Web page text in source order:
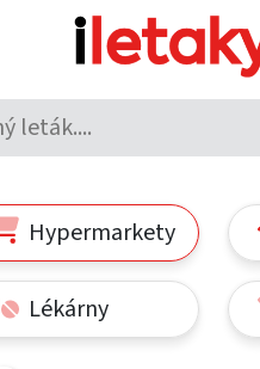
Hypermarkety
Lékárny